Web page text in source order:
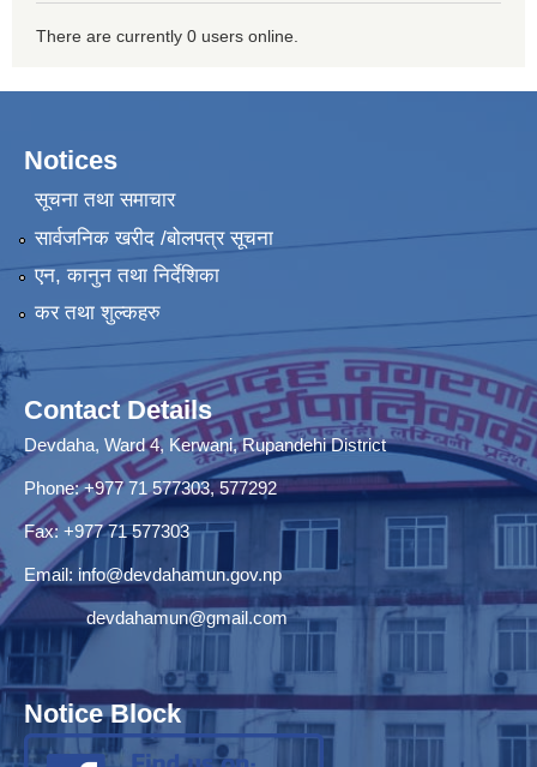
There are currently 0 users online.
Notices
सूचना तथा समाचार
सार्वजनिक खरीद /बोलपत्र सूचना
एन, कानुन तथा निर्देशिका
कर तथा शुल्कहरु
Contact Details
Devdaha, Ward 4, Kerwani, Rupandehi District
Phone: +977 71 577303, 577292
Fax: +977 71 577303
Email: info@devdahamun.gov.np
devdahamun@gmail.com
Notice Block